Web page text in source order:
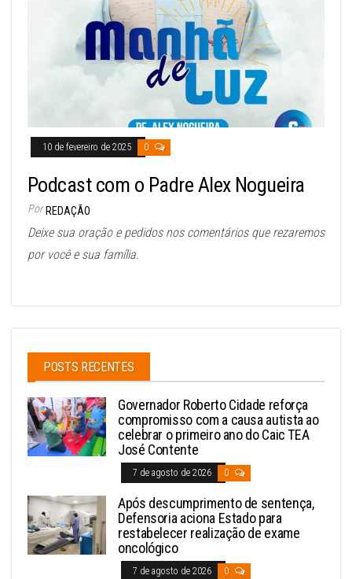
10 de fevereiro de 2025 0
Podcast com o Padre Alex Nogueira
Por REDAÇÃO
Deixe sua oração e pedidos nos comentários que rezaremos
por você e sua família.
POSTS RECENTES
Governador Roberto Cidade reforça
compromisso com a causa autista ao
celebrar o primeiro ano do Caic TEA
José Contente
7 de agosto de 2026 0
Após descumprimento de sentença,
Defensoria aciona Estado para
restabelecer realização de exame
oncológico
7 de agosto de 2026 0